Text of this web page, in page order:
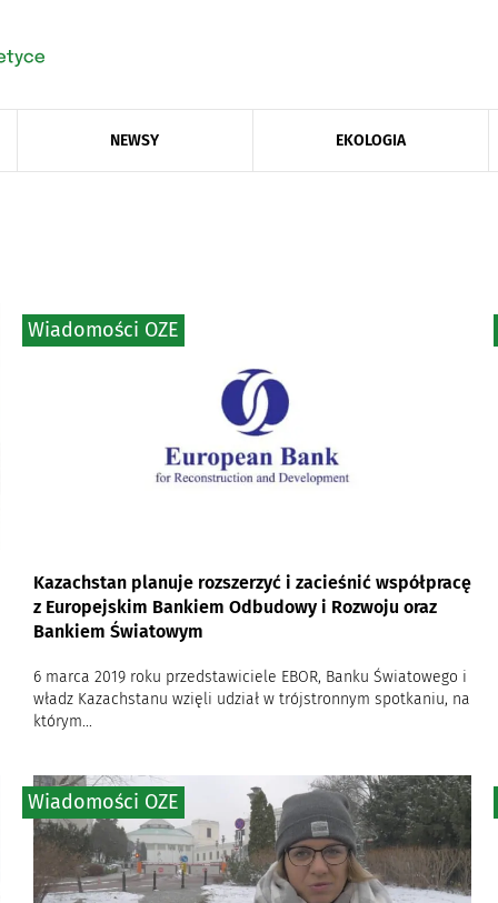
NEWSY EKOLOGIA
Kazachstan planuje rozszerzyć i zacieśnić współpracę
z Europejskim Bankiem Odbudowy i Rozwoju oraz
Bankiem Światowym
6 marca 2019 roku przedstawiciele EBOR, Banku Światowego i
władz Kazachstanu wzięli udział w trójstronnym spotkaniu, na
którym...
Wiadomości OZE
Wiadomości OZE